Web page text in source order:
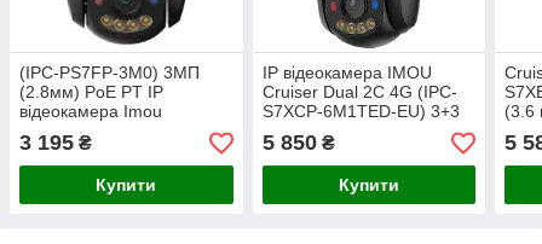
(IPC-PS7FP-3M0) 3МП
(2.8мм) PoE PT IP
відеокамера Imou
3 195 ₴
Купити
IP відеокамера IMOU
Cruiser Dual 2C 4G (IPC-
S7XCP-6M1TED-EU) 3+3
5 850₴
Купити
(3.6
5